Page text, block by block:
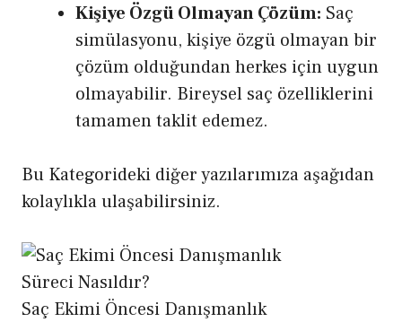
Kişiye Özgü Olmayan Çözüm: Saç
simülasyonu, kişiye özgü olmayan bir
çözüm olduğundan herkes için uygun
olmayabilir. Bireysel saç özelliklerini
tamamen taklit edemez.
Bu Kategorideki diğer yazılarımıza aşağıdan
kolaylıkla ulaşabilirsiniz.
Saç Ekimi Öncesi Danışmanlık